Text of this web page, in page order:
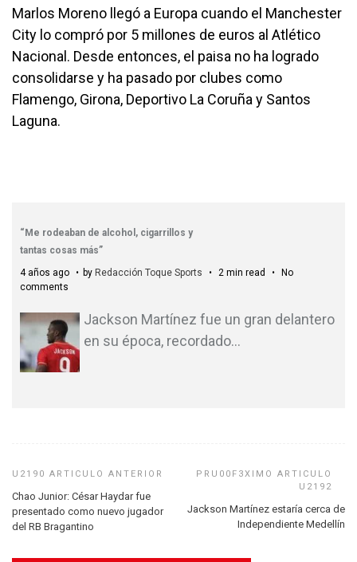
Marlos Moreno llegó a Europa cuando el Manchester
City lo compró por 5 millones de euros al Atlético
Nacional. Desde entonces, el paisa no ha logrado
consolidarse y ha pasado por clubes como
Flamengo, Girona, Deportivo La Coruña y Santos
Laguna.
“Me rodeaban de alcohol, cigarrillos y
tantas cosas más”
4 años ago
by Redacción Toque Sports 2 min read
No
comments
Jackson Martínez fue un gran delantero
en su época, recordado…
Chao Junior: César Haydar fue
presentado como nuevo jugador
del RB Bragantino
Jackson Martínez estaría cerca de
Independiente Medellín